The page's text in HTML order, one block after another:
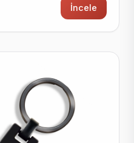
İncele